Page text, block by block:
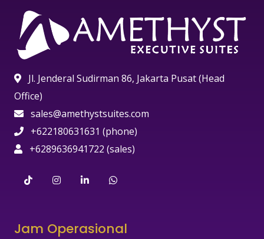
Jl. Jenderal Sudirman 86, Jakarta Pusat (Head
Office)
sales@amethystsuites.com
+622180631631 (phone)
+6289636941722 (sales)
Jam Operasional